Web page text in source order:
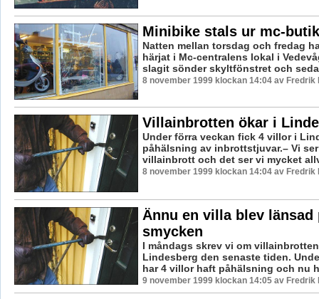
Minibike stals ur mc-butik
Natten mellan torsdag och fredag
härjat i Mc-centralens lokal i
slagit sönder skyltfönstret och
8 november 1999 klockan 14:04 av Fredrik
Villainbrotten ökar i
Under förra veckan fick 4 villor i
påhälsning av inbrottstjuvar.– Vi
villainbrott och det ser vi mycket
8 november 1999 klockan 14:04 av Fredrik
Ännu en villa blev länsad
smycken
I måndags skrev vi om
Lindesberg den senaste tiden.
har 4 villor haft påhälsning och nu
9 november 1999 klockan 14:05 av Fredrik